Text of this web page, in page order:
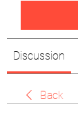
Discussion
Back